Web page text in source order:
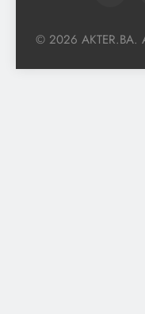
© 2026 AKTER.BA.